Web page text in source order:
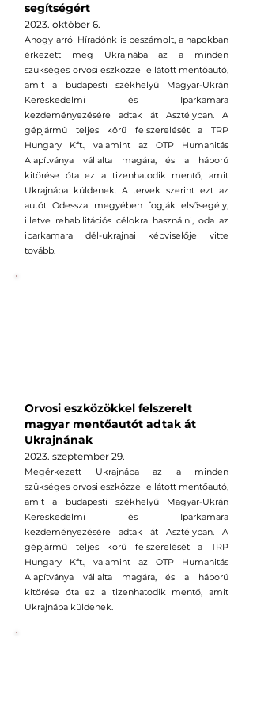
segítségért
2023. október 6.
Ahogy arról Híradónk is beszámolt, a napokban
érkezett meg Ukrajnába az a minden
szükséges orvosi eszközzel ellátott mentőautó,
amit a budapesti székhelyű Magyar-Ukrán
Kereskedelmi és Iparkamara
kezdeményezésére adtak át Asztélyban. A
gépjármű teljes körű felszerelését a TRP
Hungary Kft., valamint az OTP Humanitás
Alapítványa vállalta magára, és a háború
kitörése óta ez a tizenhatodik mentő, amit
Ukrajnába küldenek. A tervek szerint ezt az
autót Odessza megyében fogják elsősegély,
illetve rehabilitációs célokra használni, oda az
iparkamara dél-ukrajnai képviselője vitte
tovább.
Orvosi eszközökkel felszerelt
magyar mentőautót adtak át
Ukrajnának
2023. szeptember 29.
Megérkezett Ukrajnába az a minden
szükséges orvosi eszközzel ellátott mentőautó,
amit a budapesti székhelyű Magyar-Ukrán
Kereskedelmi és Iparkamara
kezdeményezésére adtak át Asztélyban. A
gépjármű teljes körű felszerelését a TRP
Hungary Kft., valamint az OTP Humanitás
Alapítványa vállalta magára, és a háború
kitörése óta ez a tizenhatodik mentő, amit
Ukrajnába küldenek.